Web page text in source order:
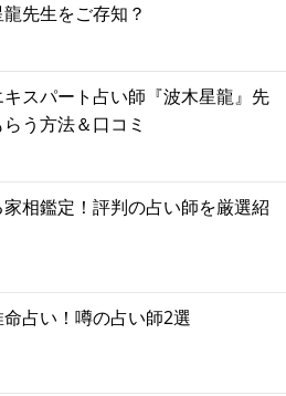
先生をご存知？
スパート占い師『波木星龍』先
う方法＆口コミ
相鑑定！評判の占い師を厳選紹
占い！噂の占い師2選